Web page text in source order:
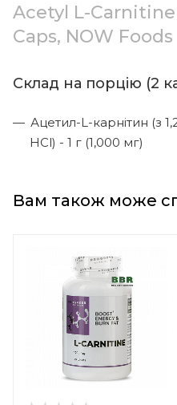
Acetyl L-
Caps, NOW Foods
Склад на порцію (2
Ацетил-L-карнітин (з
HCl) - 1 г (1,000 мг)
Вам також може